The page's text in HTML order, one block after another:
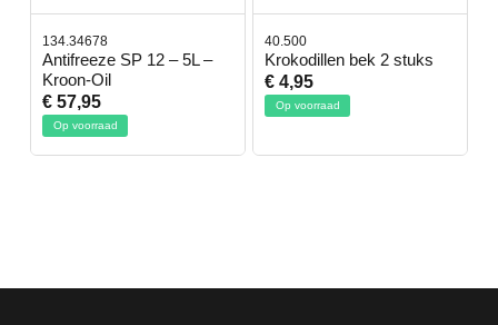
134.34678
Antifreeze SP 12 – 5L –
Kroon-Oil
€ 57,95
Op voorraad
40.500
Krokodillen bek 2 stuks
€ 4,95
Op voorraad